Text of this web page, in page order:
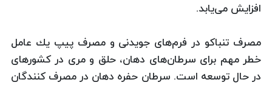
افزایش می‌یابد.
مصرف تنباكو در فرم‌های جویدنی و مصرف پیپ یك عامل
خطر مهم برای سرطان‌های دهان، حلق و مری در كشورهای
در حال توسعه است. سرطان حفره دهان در مصرف كنندگان